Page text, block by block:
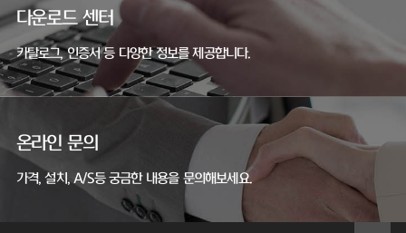
다운로드 센터
카탈로그, 인증서 등 다양한 정보를 제공합니다.
온라인 문의
가격, 설치, A/S등 궁금한 내용을 문의해보세요.